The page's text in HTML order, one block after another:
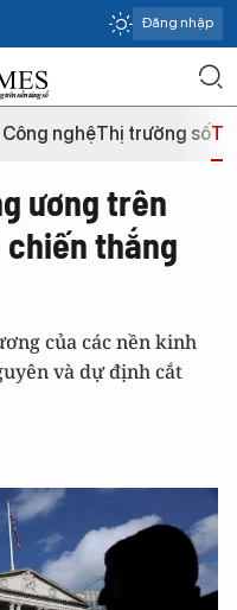
Đăng nhập
nghệThị trường số
ương trên
thắng
của các nền kinh
và dự định cắt